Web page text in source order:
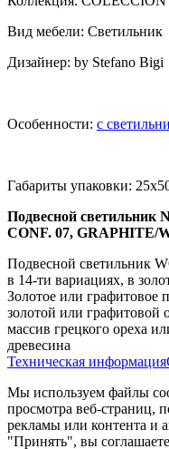
Вид мебели: Светильник
Дизайнер: by Stefano Bigi
Особенности: с
Габариты упаковки:
Подвесной светильник
CONF. 07, GRAPHITE/
Подвесной светильник
в 14-ти вариациях, в
Золотое или графитовое
золотой или графитовой
массив грецкого ореха
древесина
Техническая информация
Мы используем файлы
просмотра веб-страниц,
рекламы или контента и
"Принять", вы